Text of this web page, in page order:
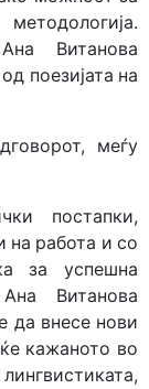
Витанова
поезијата на
меѓу
постапки,
на работа и со
за успешна
Витанова
да внесе нови
кажаното во